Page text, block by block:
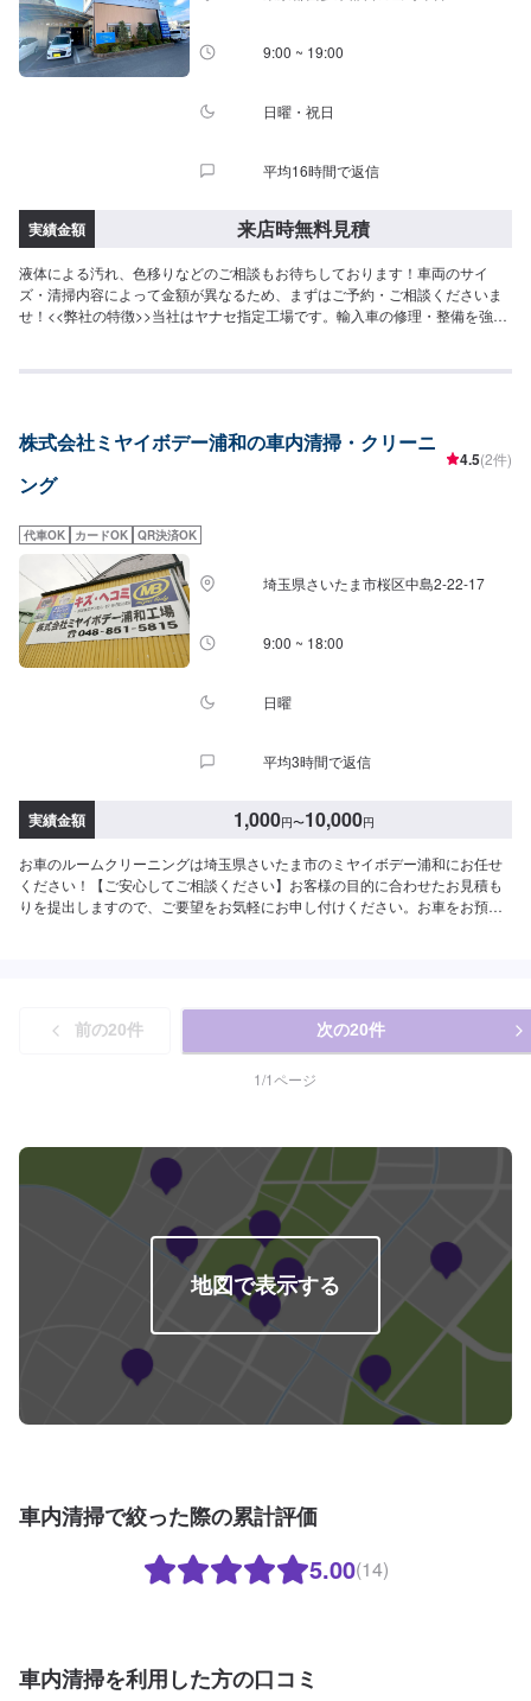
9:00 ~ 19:00
日曜・祝日
平均16時間で返信
実績金額 来店時無料見積
液体による汚れ、色移りなどのご相談もお待ちしております！車両のサイ
ズ・清掃内容によって金額が異なるため、まずはご予約・ご相談くださいま
せ！<<弊社の特徴>>当社はヤナセ指定工場です。輸入車の修理・整備を強み
おります。お時間かかる場合にも安心です。<<国家資格を持った整備士が多
株式会社ミヤイボデー浦和の車内清掃・クリーニ
ング
4.5(2件)
代車OK カードOK QR決済OK
埼玉県さいたま市桜区中島2-22-17
9:00 ~ 18:00
日曜
平均3時間で返信
実績金額 1,000円〜10,000円
お車のルームクリーニングは埼玉県さいたま市のミヤイボデー浦和にお任せ
ください！【ご安心してご相談ください】お客様の目的に合わせたお見積も
りを提出しますので、ご要望をお気軽にお申し付けください。お車をお預か
わせ【2】車の確認・お見積もりの作成【3】車のお預かり【4】修理開始
【5】修理終了・お支払い【6】アフターサポート【代車について】作業中に
お車が必要なお客様には、代車をお出しすることもできますので事前にご相
談ください。代車は、ご希望の車種がお選びいただけ、ほぼすべてにETC、
前の20件 次の20件
1/1ページ
地図で表示する
車内清掃で絞った際の累計評価
5.00(14)
車内清掃を利用した方の口コミ